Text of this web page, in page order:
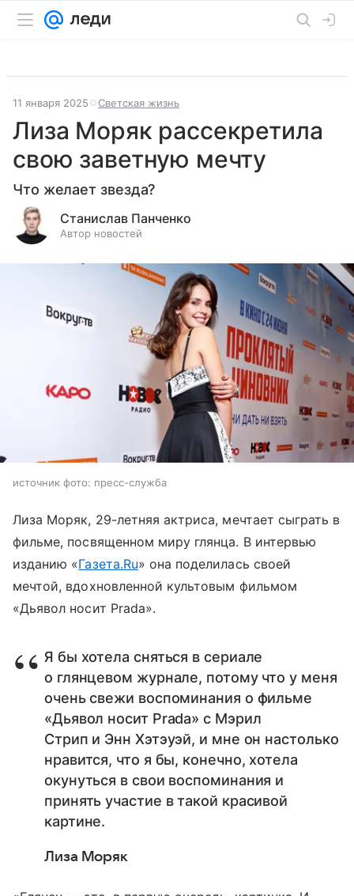
11 января 2025 Светская жизнь
Лиза Моряк рассекретила
свою заветную мечту
Что желает звезда?
Станислав Панченко
Автор новостей
источник фото: пресс-служба
Лиза Моряк, 29-летняя актриса, мечтает сыграть в
фильме, посвященном миру глянца. В интервью
изданию «Газета.Ru» она поделилась своей
мечтой, вдохновленной культовым фильмом
«Дьявол носит Prada».
Я бы хотела сняться в сериале
о глянцевом журнале, потому что у меня
очень свежи воспоминания о фильме
«Дьявол носит Prada» с Мэрил
Стрип и Энн Хэтэуэй, и мне он настолько
нравится, что я бы, конечно, хотела
окунуться в свои воспоминания и
принять участие в такой красивой
картине.
Лиза Моряк